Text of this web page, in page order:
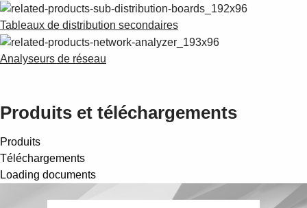
Tableaux de distribution secondaires
Analyseurs de réseau
Produits et téléchargements
Produits
Téléchargements
Loading documents